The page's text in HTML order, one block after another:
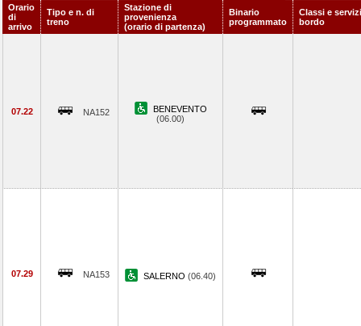
Orario
di
arrivo
Tipo e n. di
treno
Stazione di
provenienza
(orario di partenza)
Binario
programmato
Classi e
bordo
07.22 NA152
BENEVENTO
(06.00)
07.29 NA153 SALERNO (06.40)